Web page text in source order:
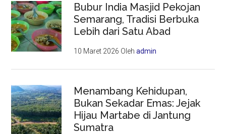
Bubur India Masjid Pekojan
Semarang, Tradisi Berbuka
Lebih dari Satu Abad
10 Maret 2026 Olehadmin
Menambang Kehidupan,
Bukan Sekadar Emas: Jejak
Hijau Martabe di Jantung
Sumatra